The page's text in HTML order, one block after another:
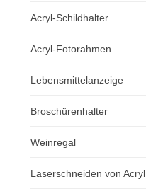
Acryl-Schildhalter
Acryl-Fotorahmen
Lebensmittelanzeige
Broschürenhalter
Weinregal
Laserschneiden von Acryl